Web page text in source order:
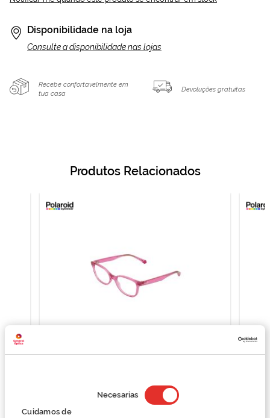
Cuidamos de
de
consentimiento
Necesarias
Disponibilidade na loja
Consulte a disponibilidade nas lojas
Recebe confortavelmente em
tua casa
Devoluções gratuitas
Produtos Relacionados
36,30 €